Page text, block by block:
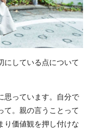
している点について
思っています。自分で
て。親の言うことって
り価値観を押し付けな